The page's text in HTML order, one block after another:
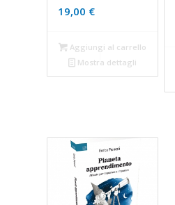
19,00 €
Aggiungi al carrello
Mostra dettagli